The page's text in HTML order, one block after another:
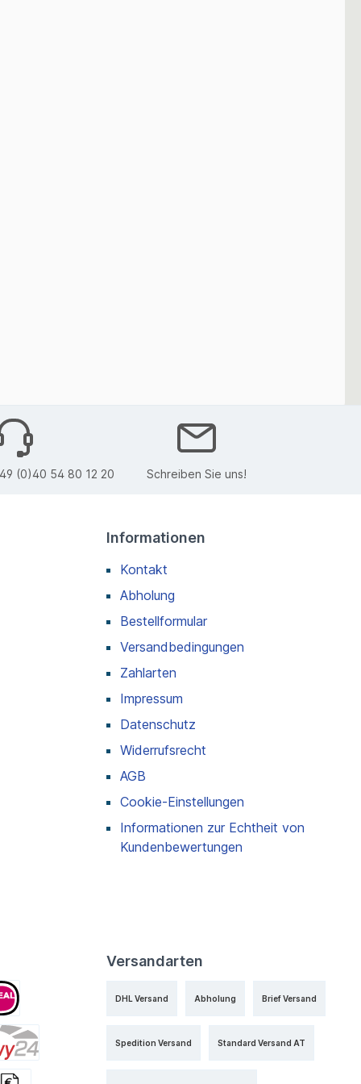
(0)40 54 80 12 20 Schreiben Sie uns!
Informationen
Kontakt
Abholung
Bestellformular
Versandbedingungen
Zahlarten
Impressum
Datenschutz
Widerrufsrecht
AGB
Cookie-Einstellungen
Informationen zur Echtheit von
Kundenbewertungen
Versandarten
DHL Versand Abholung Brief Versand
Spedition Versand Standard Versand AT